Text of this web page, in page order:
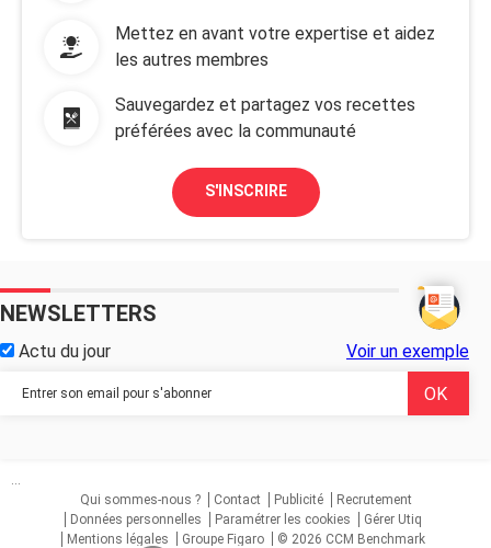
Mettez en avant votre expertise et aidez
les autres membres
Sauvegardez et partagez vos recettes
préférées avec la communauté
S'INSCRIRE
NEWSLETTERS
Actu du jour Voir un exemple
...
Qui sommes-nous ?
Contact Publicité
Recrutement
Données personnelles
Paramétrer les cookies
Gérer Utiq
Mentions légales
Groupe Figaro © 2026 CCM Benchmark